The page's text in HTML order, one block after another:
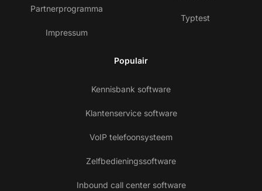
Partnerprogramma
Impressum
Typtest
Populair
Kennisbank software
Klantenservice software
VoIP telefoonsysteem
Zelfbedieningssoftware
Inbound call center software